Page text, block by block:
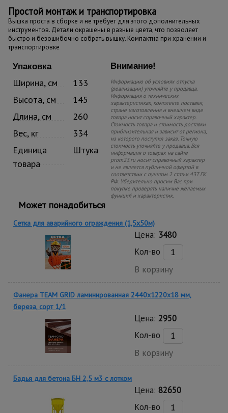
Простой монтаж и транспортировка
Вышка проста в сборке и не требует для этого дополнительных
инструментов. Детали окрашены в разные цвета, что позволяет
быстро и безошибочно собрать вышку. Компактна при хранении и
транспортировке
Упаковка
Ширина, см
133
Высота, см
145
Длина, см
260
Вес, кг
334
Единица
товара
Штука
Внимание!
Информацию об условиях отпуска
(реализации) уточняйте у продавца.
Информация о технических
характеристиках, комплекте поставки,
стране изготовления и внешнем виде
товара носит справочный характер.
Стоимость товара и стоимость доставки
приблизительная и зависит от региона,
из которого поступил заказ. Точную
стоимость уточняйте у продавца. Вся
информация о товарах на сайте
prom23.ru носит справочный характер
и не является публичной офертой в
соответствии с пунктом 2 статьи 437 ГК
РФ. Убедительно просим Вас при
покупке проверять наличие желаемых
функций и характеристик.
Может понадобиться
Сетка для аварийного ограждения (1,5х50м)
Цена: 3480
Кол-во
В корзину
Фанера TEAM GRID ламинированная 2440х1220х18 мм,
береза, сорт 1/1
Цена: 2950
Кол-во
В корзину
Бадья для бетона БН 2,5 м3 с лотком
Цена: 82650
Кол-во